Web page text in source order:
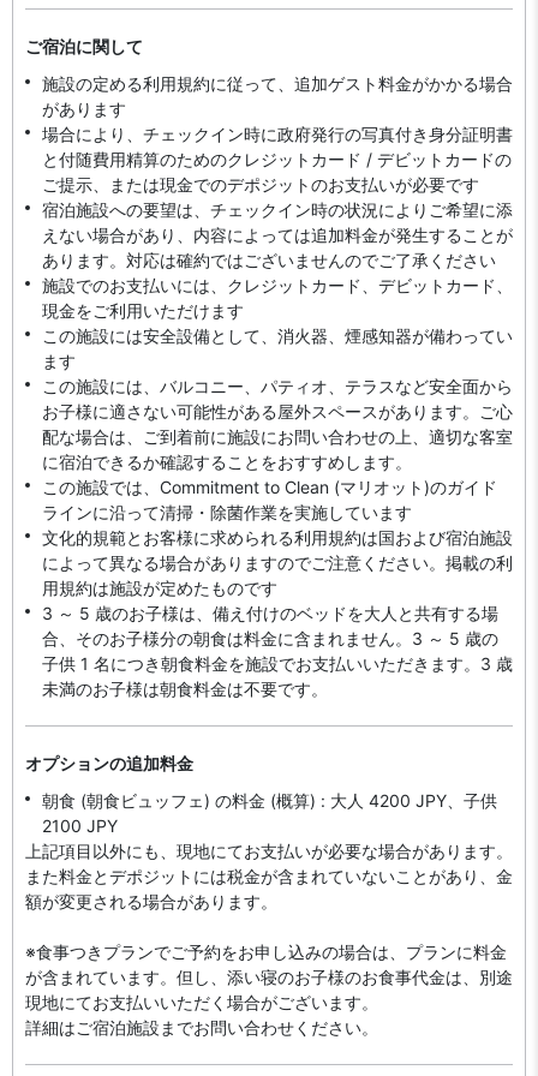
ご宿泊に関して
施設の定める利用規約に従って、追加ゲスト料金がかかる場合
があります
場合により、チェックイン時に政府発行の写真付き身分証明書
と付随費用精算のためのクレジットカード / デビットカードの
ご提示、または現金でのデポジットのお支払いが必要です
宿泊施設への要望は、チェックイン時の状況によりご希望に添
えない場合があり、内容によっては追加料金が発生することが
あります。対応は確約ではございませんのでご了承ください
施設でのお支払いには、クレジットカード、デビットカード、
現金をご利用いただけます
この施設には安全設備として、消火器、煙感知器が備わってい
ます
この施設には、バルコニー、パティオ、テラスなど安全面から
お子様に適さない可能性がある屋外スペースがあります。ご心
配な場合は、ご到着前に施設にお問い合わせの上、適切な客室
に宿泊できるか確認することをおすすめします。
この施設では、Commitment to Clean (マリオット)のガイド
ラインに沿って清掃・除菌作業を実施しています
文化的規範とお客様に求められる利用規約は国および宿泊施設
によって異なる場合がありますのでご注意ください。掲載の利
用規約は施設が定めたものです
3 ～ 5 歳のお子様は、備え付けのベッドを大人と共有する場
合、そのお子様分の朝食は料金に含まれません。3 ～ 5 歳の
子供 1 名につき朝食料金を施設でお支払いいただきます。3 歳
未満のお子様は朝食料金は不要です。
オプションの追加料金
朝食 (朝食ビュッフェ) の料金 (概算) : 大人 4200 JPY、子供
2100 JPY
上記項目以外にも、現地にてお支払いが必要な場合があります。
また料金とデポジットには税金が含まれていないことがあり、金
額が変更される場合があります。
※食事つきプランでご予約をお申し込みの場合は、プランに料金
が含まれています。但し、添い寝のお子様のお食事代金は、別途
現地にてお支払いいただく場合がございます。
詳細はご宿泊施設までお問い合わせください。